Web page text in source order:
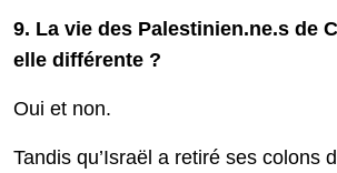
9. La vie des Palestinien.ne.s de
elle différente ?
Oui et non.
Tandis qu’Israël a retiré ses colons